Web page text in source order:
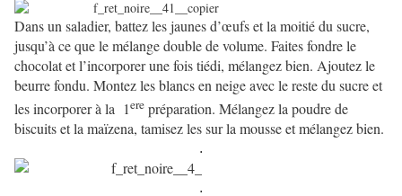
Dans un saladier, battez les jaunes d’œufs et la moitié du sucre,
jusqu’à ce que le mélange double de volume. Faites fondre le
chocolat et l’incorporer une fois tiédi, mélangez bien. Ajoutez le
beurre fondu. Montez les blancs en neige avec le reste du sucre et
les incorporer à la 1ere préparation. Mélangez la poudre de
biscuits et la maïzena, tamisez les sur la mousse et mélangez bien.
.
.